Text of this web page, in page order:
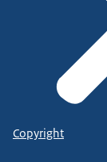
Copyright